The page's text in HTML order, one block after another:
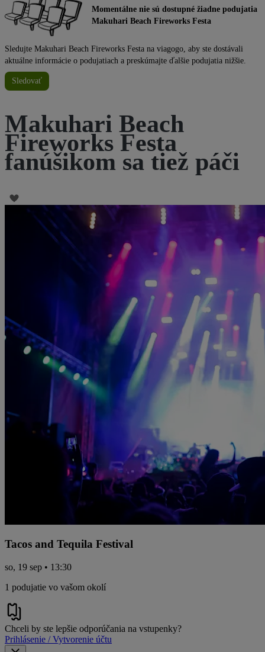
Momentálne nie sú dostupné žiadne podujatia
Makuhari Beach Fireworks Festa
Sledujte Makuhari Beach Fireworks Festa na viagogo, aby ste dostávali
aktuálne informácie o podujatiach a preskúmajte ďalšie podujatia nižšie.
Sledovať
Makuhari Beach
Fireworks Festa
fanúšikom sa tiež páči
Tacos and Tequila Festival
so, 19 sep • 13:30
1 podujatie vo vašom okolí
Chceli by ste lepšie odporúčania na vstupenky?
Prihlásenie / Vytvorenie účtu